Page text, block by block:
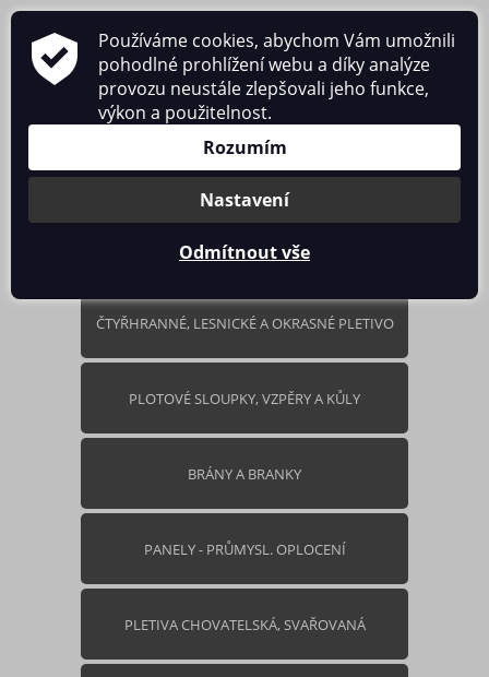
ČTYŘHRANNÉ, LESNICKÉ A OKRASNÉ PLETIVO
PLOTOVÉ SLOUPKY, VZPĚRY A KŮLY
BRÁNY A BRANKY
PANELY - PRŮMYSL. OPLOCENÍ
PLETIVA CHOVATELSKÁ, SVAŘOVANÁ
Používáme cookies, abychom Vám umožnili
pohodlné prohlížení webu a díky analýze
provozu neustále zlepšovali jeho funkce,
výkon a použitelnost.
Rozumím
Nastavení
Odmítnout vše